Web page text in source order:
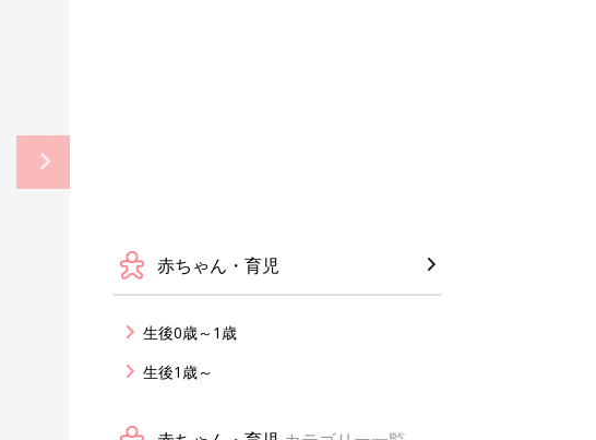
赤ちゃん・育児
生後0歳～1歳
生後1歳～